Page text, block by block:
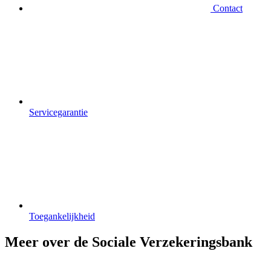
Contact
Servicegarantie
Toegankelijkheid
Meer over de Sociale Verzekeringsbank